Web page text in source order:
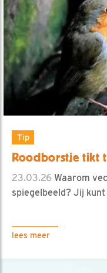
Tip
Roodborstje tikt
23.03.26 Waarom
spiegelbeeld? Jij
lees meer